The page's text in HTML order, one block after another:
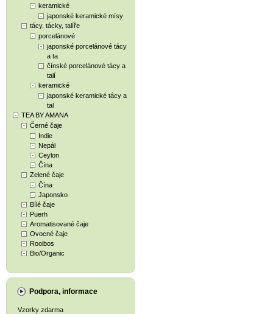
keramické
japonské keramické mísy
tácy, tácky, talíře
porcelánové
japonské porcelánové tácy
a ta
čínské porcelánové tácy a
talí
keramické
japonské keramické tácy a
tal
TEA BY AMANA
Černé čaje
Indie
Nepál
Ceylon
Čína
Zelené čaje
Čína
Japonsko
Bílé čaje
Puerh
Aromatisované čaje
Ovocné čaje
Rooibos
Bio/Organic
Podpora, informace
Vzorky zdarma